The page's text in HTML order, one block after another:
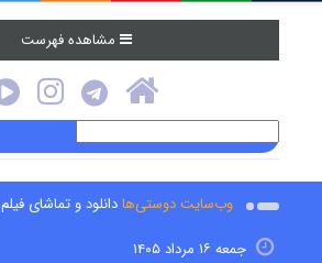
مشاهده فهرست
وب‌سایت دوستی‌هادانلود و تماشای فیلم
جمعه ۱۶ مرداد ۱۴۰۵